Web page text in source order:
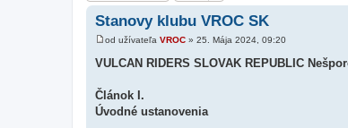
Stanovy klubu VROC SK
r
í
p
e
v
od užívateľa VROC » 25. Mája 2024, 09:20
VULCAN RIDERS SLOVAK REPUBLIC
Článok I.
Úvodné ustanovenia